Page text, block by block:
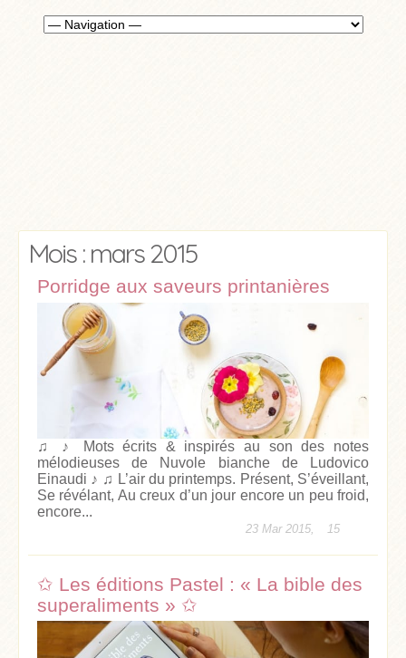
Mois : mars 2015
Porridge aux saveurs printanières
♫ ♪ Mots écrits & inspirés au son des notes
mélodieuses de Nuvole bianche de Ludovico
Einaudi ♪ ♫ L’air du printemps. Présent, S’éveillant,
Se révélant, Au creux d’un jour encore un peu froid,
encore...
23 Mar 2015, 15
✩ Les éditions Pastel : « La bible des
superaliments » ✩